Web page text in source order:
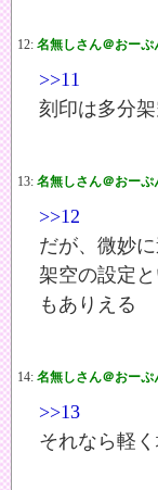
12: 名無しさん＠おーぷ
>>11
刻印は多分
13: 名無しさん＠おーぷ
>>12
だが、微妙
架空の設定
もありえる
14: 名無しさん＠おーぷ
>>13
それなら軽